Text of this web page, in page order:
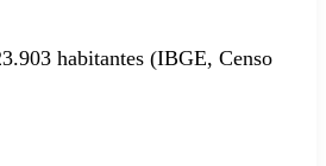
habitantes (IBGE, Censo